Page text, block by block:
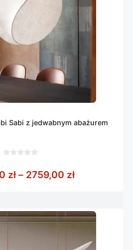
Sabi z jedwabnym abażurem
5 zł – 2759,00 złZakres cen: